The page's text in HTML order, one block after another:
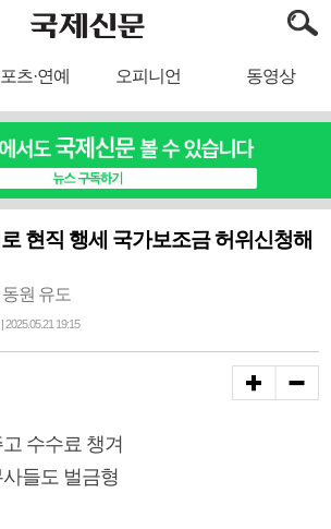
츠·연예 오피니언 동영상
현직 행세 국가보조금 허위신청해
동원 유도
19:15
수수료 챙겨
들도 벌금형